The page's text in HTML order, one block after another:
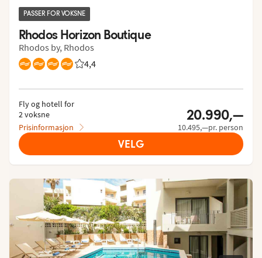
PASSER FOR VOKSNE
Rhodos Horizon Boutique
Rhodos by, Rhodos
4,4
Vurdering fra Vings gjester: 4.358/5
Fly og hotell for
2 voksne
Prisinformasjon
20.990,—
10.495,—pr. person
VELG